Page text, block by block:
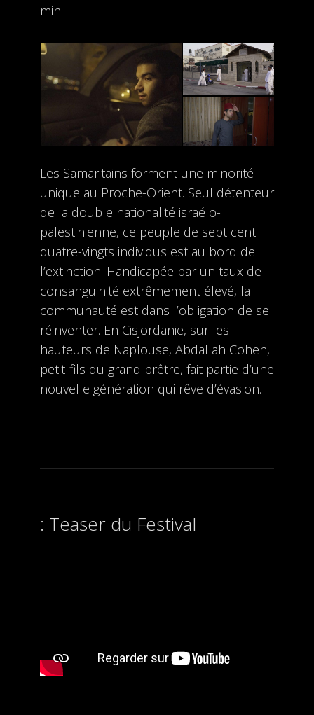
min
Les Samaritains forment une minorité
unique au Proche-Orient. Seul détenteur
de la double nationalité israélo-
palestinienne, ce peuple de sept cent
quatre-vingts individus est au bord de
l’extinction. Handicapée par un taux de
consanguinité extrêmement élevé, la
communauté est dans l’obligation de se
réinventer. En Cisjordanie, sur les
hauteurs de Naplouse, Abdallah Cohen,
petit-fils du grand prêtre, fait partie d’une
nouvelle génération qui rêve d’évasion.
Teaser du Festival